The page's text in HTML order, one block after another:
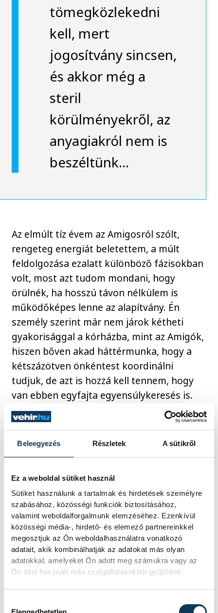
Beleegyezés Részletek A sütikről
Ez a weboldal sütiket használ
Sütiket használunk a tartalmak és hirdetések személyre
szabásához, közösségi funkciók biztosításához,
valamint weboldalforgalmunk elemzéséhez. Ezenkívül
közösségi média-, hirdető- és elemező partnereinkkel
megosztjuk az Ön weboldalhasználatra vonatkozó
adatait, akik kombinálhatják az adatokat más olyan
adatokkal, amelyeket Ön adott meg számukra vagy az
Ön által használt más szolgáltatásokból gyűjtöttek.
tömegközlekedni
kell, mert
jogosítvány sincsen,
és akkor még a
steril
körülményekről, az
anyagiakról nem is
beszéltünk…
Az elmúlt tíz évem az Amigosról szólt,
rengeteg energiát beletettem, a múlt
feldolgozása ezalatt különböző fázisokban
volt, most azt tudom mondani, hogy
örülnék, ha hosszú távon nélkülem is
működőképes lenne az alapítvány. Én
személy szerint már nem járok kétheti
gyakorisággal a kórházba, mint az Amigók,
hiszen bőven akad háttérmunka, hogy a
kétszázötven önkéntest koordinálni
tudjuk, de azt is hozzá kell tennem, hogy
van ebben egyfajta egyensúlykeresés is.
Nálunk egy Amigo átlagosan két évet tölt
el, én viszont tíz éve csinálom. Igyekszem
elkerülni a kiégést, hogy hiteles tudjak
maradni. Az alapítvány rengeteg feladatot
tonna LEGO szett, amit karácsonyra
szánunk a gyerekeknek…
Tíz éve fogtál bele, de vajon mennyire
önazonos számodra, hogy összetartod,
vezeted a csapatot?
Alapvetően önazonos, hiszen mindig voltak
álmaim, de arra is rájöttem, hogy